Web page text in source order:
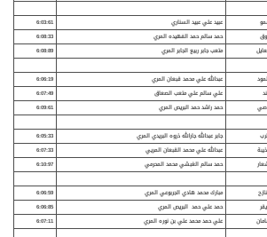
عبيد علي عبيد السناري
6:03:61
حمد سالم حمد الفهيده المري
6:08:33
متعب جابر ربيع الجابر المري 6:08:89
عبدالله علي محمد قبعان المري
6:06:19
علي سالم علي متعب الصعاق
6:07:49
حمد راشد حمد البريص المري 6:09:61
جابر عبدالله جارالله ذروه البريدي المري
6:05:33
عبدالله علي محمد القبعان المريي
6:07:33
حمد سالم الغبشي محمد المحرمي 6:10:97
مبارك محمد هادي الجربوعي المري
6:06:59
حمد علي حمد البريص المري
6:06:85
علي حمد محمد علي بن نوره المري 6:07:11